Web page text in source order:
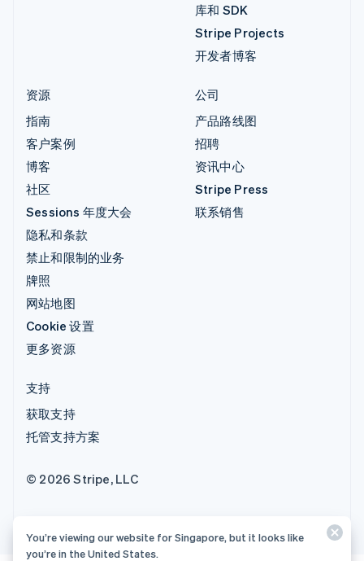
库和 SDK
Stripe Projects
开发者博客
资源
指南
客户案例
博客
社区
Sessions 年度大会
隐私和条款
禁止和限制的业务
牌照
网站地图
Cookie 设置
更多资源
公司
产品路线图
招聘
资讯中心
Stripe Press
联系销售
支持
获取支持
托管支持方案
© 2026 Stripe, LLC
You’re viewing our website for Singapore, but it looks like
you’re in the United States.